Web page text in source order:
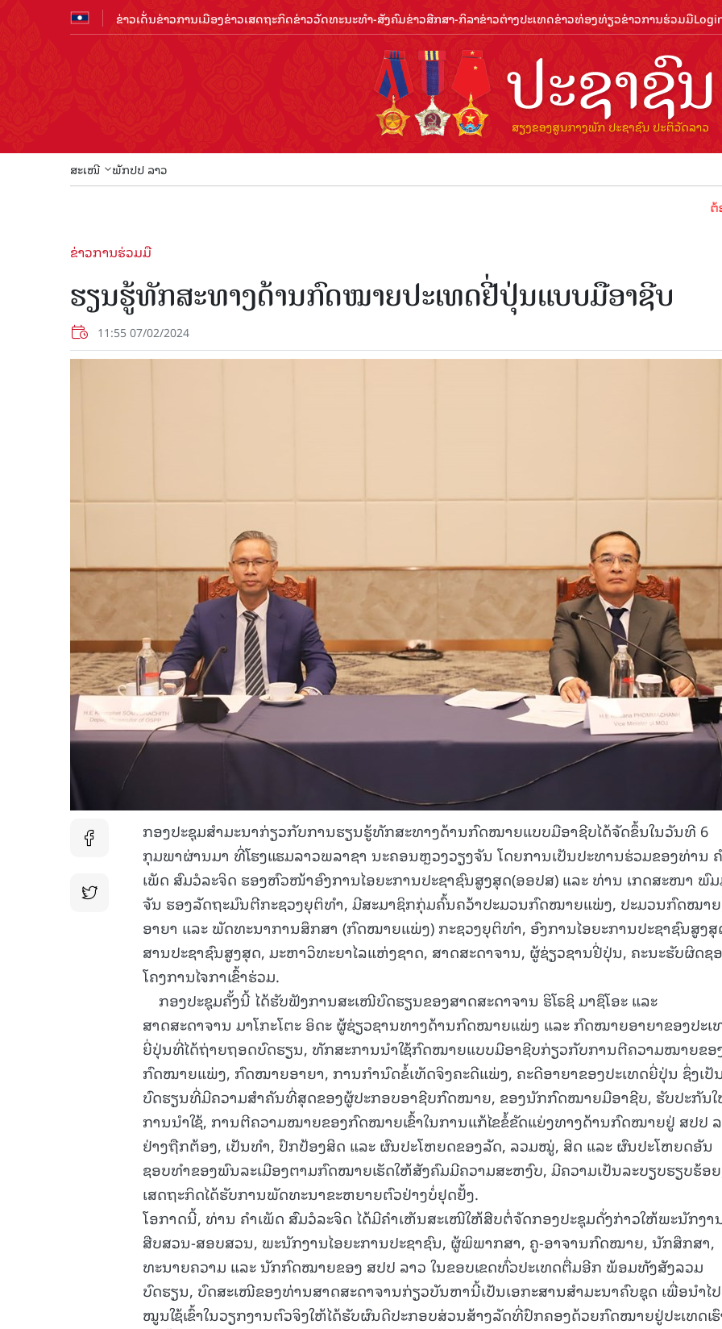
ຂ່າວເດັ່ນຂ່າວການເມືອງຂ່າວເສດຖະກິດຂ່າວວັດທະນະທຳ-ສັງຄົມຂ່າວສືກສາ-ກິລາຂ່າວຕ່າງປະເທດຂ່າວທ່ອງທ່ຽວຂ່າວການຮ່ວມມື
ສະເໜີ ພັກປປ ລາວ
ຕ້ອນຮັ
ຂ່າວການຮ່ວມມື
ຮຽນຮູ້ທັກສະທາງດ້ານກົດໝາຍປະເທດຢີ່ປຸ່ນແບບມືອາຊີບ
11:55 07/02/2024
ກອງປະຊຸມສຳມະນາກ່ຽວກັບການຮຽນຮູ້ທັກສະທາງດ້ານກົດໝາຍແບບມືອາຊີບໄດ້ຈັດຂຶ້ນໃນວັນທີ 6
ກຸມພາຜ່ານມາ ທີ່ໂຮງແຮມລາວພລາຊາ ນະຄອນຫຼວງວຽງຈັນ ໂດຍການເປັນປະທານຮ່ວມຂອງທ່ານ
ເພັດ ສົມວໍລະຈິດ ຮອງຫົວໜ້າອົງການໄອຍະການປະຊາຊົນສູງສຸດ(ອອປສ) ແລະ ທ່ານ ເກດສະໜາ ພົ
ຈັນ ຮອງລັດຖະມົນຕີກະຊວງຍຸຕິທຳ, ມີສະມາຊິກກຸ່ມຄົ້ນຄວ້າປະມວນກົດໝາຍແພ່ງ, ປະມວນກົດໝາຍ
ອາຍາ ແລະ ພັດທະນາການສຶກສາ (ກົດໝາຍແພ່ງ) ກະຊວງຍຸຕິທຳ, ອົງການໄອຍະການປະຊາຊົນສູງສຸ
ສານປະຊາຊົນສູງສຸດ, ມະຫາວິທະຍາໄລແຫ່ງຊາດ, ສາດສະດາຈານ, ຜູ້ຊ່ຽວຊານຢີ່ປຸ່ນ, ຄະນະຮັບຜິດຊ
ໂຄງການໄຈກາເຂົ້າຮ່ວມ.
ກອງປະຊຸມຄັ້ງນີ້ ໄດ້ຮັບຟັງການສະເໜີບົດຮຽນຂອງສາດສະດາຈານ ຮິໂຣຊິ ມາຊຶໂອະ ແລະ
ສາດສະດາຈານ ມາໂກະໂຕະ ອິດະ ຜູ້ຊ່ຽວຊານທາງດ້ານກົດໝາຍແພ່ງ ແລະ ກົດໝາຍອາຍາຂອງປະເ
ຍີ່ປຸ່ນທີ່ໄດ້ຖ່າຍຖອດບົດຮຽນ, ທັກສະການນຳໃຊ້ກົດໝາຍແບບມືອາຊີບກ່ຽວກັບການຕີຄວາມໝາຍຂອ
ກົດໝາຍແພ່ງ, ກົດໝາຍອາຍາ, ການກຳນົດຂໍ້ເທັດຈິງຄະດີແພ່ງ, ຄະດີອາຍາຂອງປະເທດຍີ່ປຸ່ນ ຊຶ່ງເປັນ
ບົດຮຽນທີ່ມີຄວາມສຳຄັນທີ່ສຸດຂອງຜູ້ປະກອບອາຊີບກົດໝາຍ, ຂອງນັກກົດໝາຍມືອາຊີບ, ຮັບປະກັນ
ການນຳໃຊ້, ການຕີຄວາມໝາຍຂອງກົດໝາຍເຂົ້າໃນການແກ້ໄຂຂໍ້ຂັດແຍ່ງທາງດ້ານກົດໝາຍຢູ່ ສປປ
ຢ່າງຖືກຕ້ອງ, ເປັນທຳ, ປົກປ້ອງສິດ ແລະ ຜົນປະໂຫຍດຂອງລັດ, ລວມໝູ່, ສິດ ແລະ ຜົນປະໂຫຍດອັນ
ຊອບທຳຂອງພົນລະເມືອງຕາມກົດໝາຍເຮັດໃຫ້ສັງຄົມມີຄວາມສະຫງົບ, ມີຄວາມເປັນລະບຽບຮຽບຮ້ອ
ເສດຖະກິດໄດ້ຮັບການພັດທະນາຂະຫຍາຍຕົວຢ່າງບໍ່ຢຸດຢັ້ງ.
ໂອກາດນີ້, ທ່ານ ຄຳເພັດ ສົມວໍລະຈິດ ໄດ້ມີຄໍາເຫັນສະເໜີໃຫ້ສືບຕໍ່ຈັດກອງປະຊຸມດັ່ງກ່າວໃຫ້ພະນັກງາ
ສືບສວນ-ສອບສວນ, ພະນັກງານໄອຍະການປະຊາຊົນ, ຜູ້ພິພາກສາ, ຄູ-ອາຈານກົດໝາຍ, ນັກສຶກສາ,
ທະນາຍຄວາມ ແລະ ນັກກົດໝາຍຂອງ ສປປ ລາວ ໃນຂອບເຂດທົ່ວປະເທດຕື່ມອີກ ພ້ອມທັງສັງລວມ
ບົດຮຽນ, ບົດສະເໜີຂອງທ່ານສາດສະດາຈານກ່ຽວບັນຫານີ້ເປັນເອກະສານສຳມະນາຄົບຊຸດ ເພື່ອນຳໄປ
ໝູນໃຊ້ເຂົ້າໃນວຽກງານຕົວຈິງໃຫ້ໄດ້ຮັບຜົນດີປະກອບສ່ວນສ້າງລັດທີ່ປົກຄອງດ້ວຍກົດໝາຍຢູ່ປະເທດເ
15.040(07-08-